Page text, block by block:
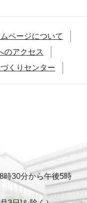
ページについて
のアクセス
くりセンター
時30分から午後5時